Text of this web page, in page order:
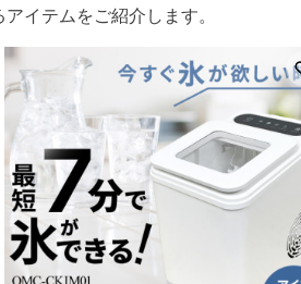
イテムをご紹介します。
に入りに登録